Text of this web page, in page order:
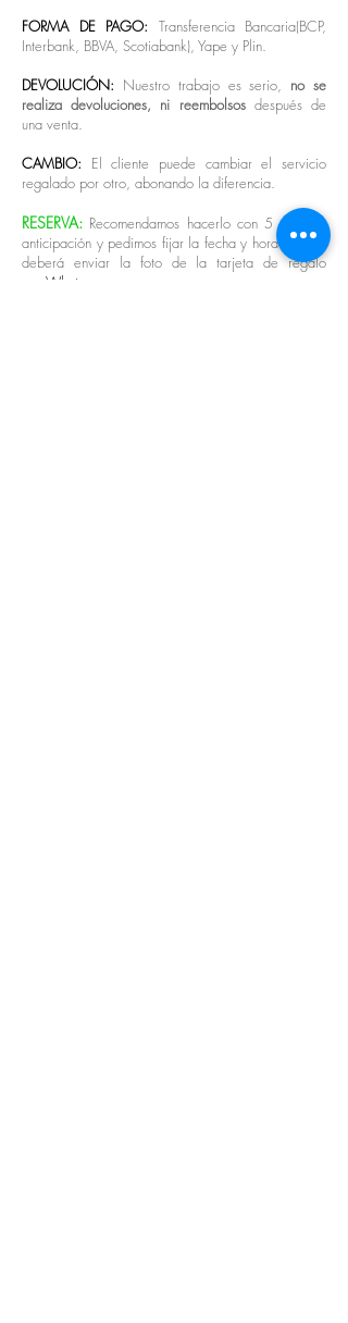
FORMA DE PAGO:
Transferencia Bancaria(BCP,
Interbank, BBVA, Scotiabank), Yape y Plin.
DEVOLUCIÓN: Nuestro trabajo es serio, no se
realiza devoluciones, ni reembolsos después de
una venta.
CAMBIO:
El cliente puede cambiar el servicio
regalado por otro, abonando la diferencia.
RESERVA: Recomendamos hacerlo con 5 días de
anticipación y pedimos fijar la fecha y hora exacta,
deberá enviar la foto de la tarjeta de regalo
Whatsapp.